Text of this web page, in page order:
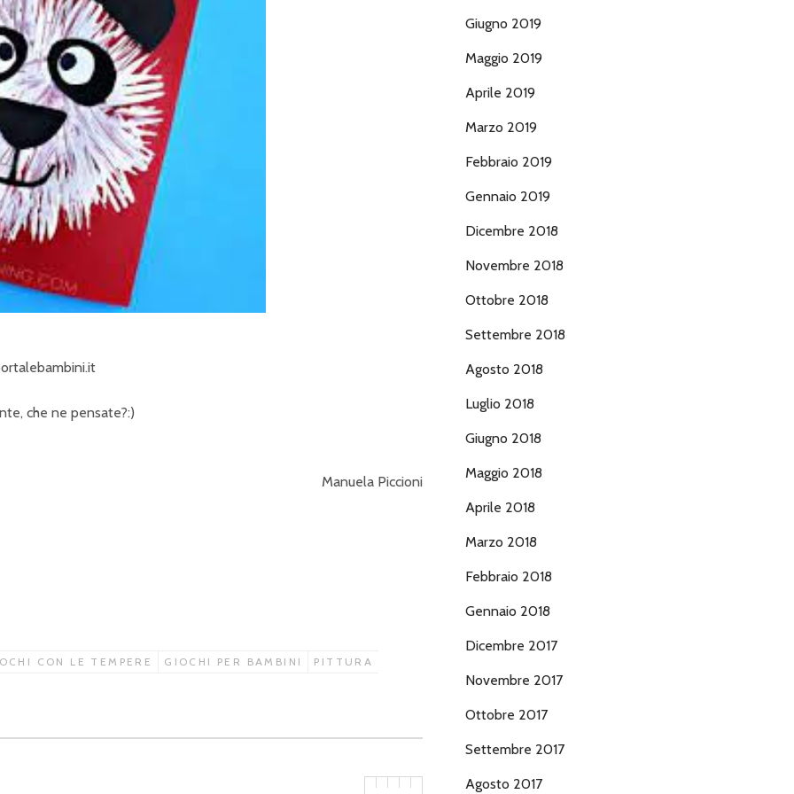
che ne pensate?:)
Manuela Piccioni
CON LE TEMPERE GIOCHI PER BAMBINI PITTURA
Giugno 2019
Maggio 2019
Aprile 2019
Marzo 2019
Febbraio 2019
Gennaio 2019
Dicembre 2018
Novembre 2018
Ottobre 2018
Settembre 2018
Agosto 2018
Luglio 2018
Giugno 2018
Maggio 2018
Aprile 2018
Marzo 2018
Febbraio 2018
Gennaio 2018
Dicembre 2017
Novembre 2017
Ottobre 2017
Settembre 2017
Agosto 2017